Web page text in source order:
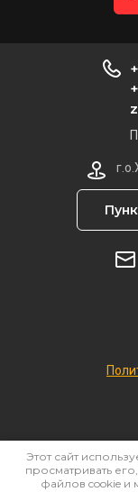
Этот сайт
просматривать
файлов cookie и